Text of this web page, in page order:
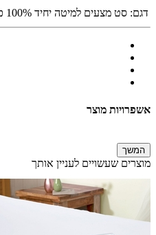
דגם: סט מצעים למיטה יחיד 100% כותנה REPLAY מנהטין 90/200
אשפרויות מוצר
המשך
מוצרים שעשויים לעניין אותך